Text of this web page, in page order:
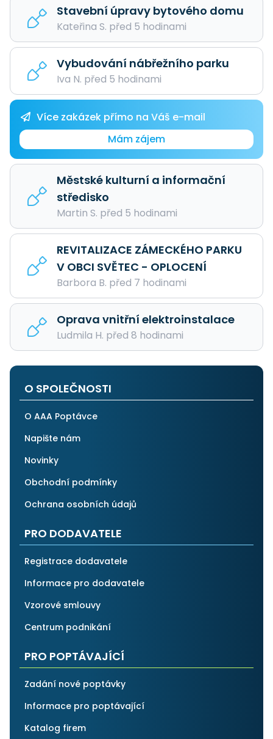
Stavební úpravy bytového domu
Kateřina S. před 5 hodinami
Vybudování nábřežního parku
Iva N. před 5 hodinami
Více zakázek přímo na Váš e-mail
Mám zájem
Městské kulturní a informační
středisko
Martin S. před 5 hodinami
REVITALIZACE ZÁMECKÉHO PARKU
V OBCI SVĚTEC - OPLOCENÍ
Barbora B. před 7 hodinami
Oprava vnitřní elektroinstalace
Ludmila H. před 8 hodinami
O SPOLEČNOSTI
O AAA Poptávce
Napište nám
Novinky
Obchodní podmínky
Ochrana osobních údajů
PRO DODAVATELE
Registrace dodavatele
Informace pro dodavatele
Vzorové smlouvy
Centrum podnikání
PRO POPTÁVAJÍCÍ
Zadání nové poptávky
Informace pro poptávající
Katalog firem